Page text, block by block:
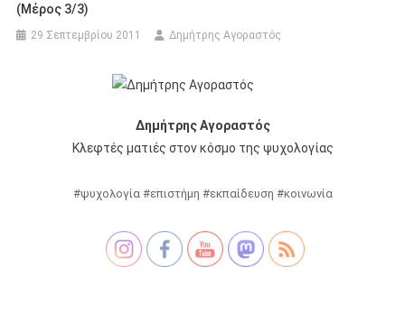
(Μέρος 3/3)
29 Σεπτεμβρίου 2011 Δημήτρης Αγοραστός
Δημήτρης Αγοραστός
Κλεφτές ματιές στον κόσμο της ψυχολογίας
#ψυχολογία #επιστήμη #εκπαίδευση #κοινωνία